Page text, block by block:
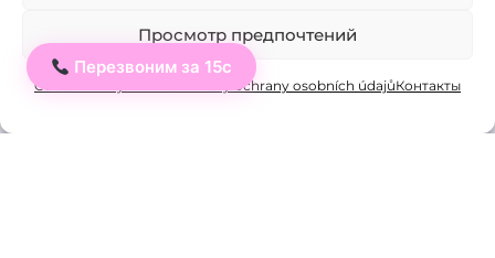
Просмотр предпочтений
Cookie Policy Личное: Zásady ochrany osobních údajůКонтакты
Перезвоним за 15с
Cookie Policy
Политика конфиденциальности